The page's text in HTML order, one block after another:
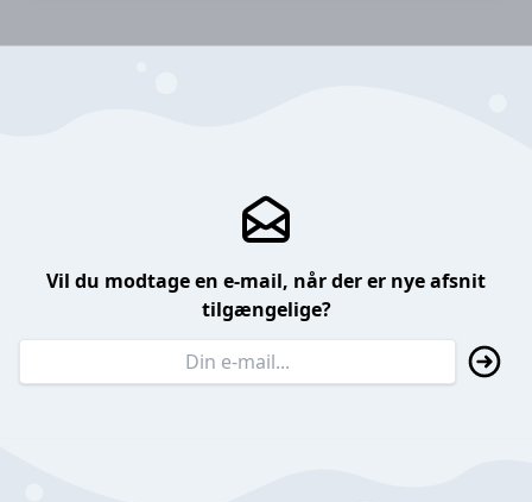
Vil du modtage en e-mail, når der er nye afsnit
tilgængelige?